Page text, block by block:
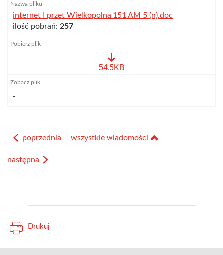
internet I przet Wielkopolna 151 AM 5 (n).doc
ilość pobrań: 257
przet
54.5KB
-
poprzednia wszystkie wiadomości
następna
Drukuj